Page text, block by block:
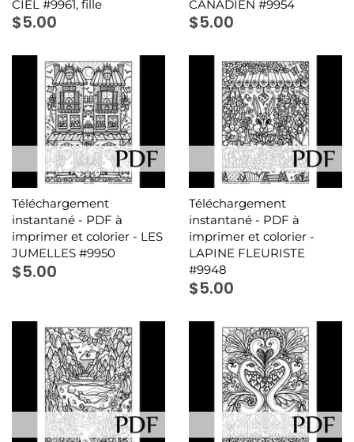
CIEL #9961, fille
$5.00
CANADIEN #9954
$5.00
Téléchargement
instantané - PDF à
imprimer et colorier - LES
JUMELLES #9950
$5.00
Téléchargement
instantané - PDF à
imprimer et colorier -
LAPINE FLEURISTE
#9948
$5.00